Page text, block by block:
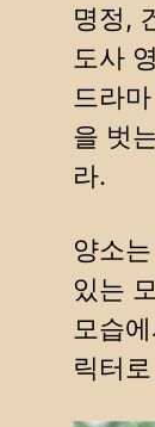
명정,
도사
드라
을 벗
라.
양소
있는
모습
릭터